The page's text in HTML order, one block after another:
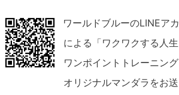
ワールドブルーのLINEア
による「ワクワクする人
ワンポイントトレーニン
オリジナルマンダラをお